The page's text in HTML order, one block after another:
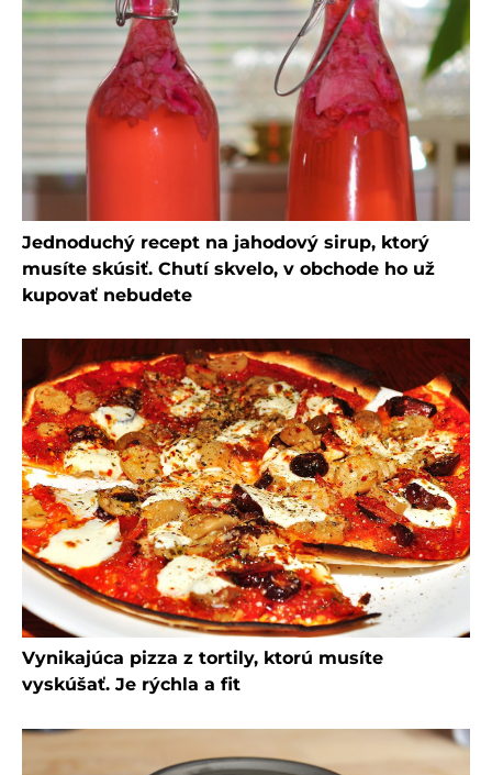
Jednoduchý recept na jahodový sirup, ktorý
musíte skúsiť. Chutí skvelo, v obchode ho už
kupovať nebudete
Vynikajúca pizza z tortily, ktorú musíte
vyskúšať. Je rýchla a fit